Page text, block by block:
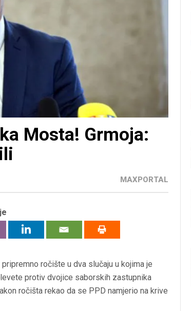
Mosta! Grmoja:
MAXPORTAL
ročište u dva slučaju u kojima je
protiv dvojice saborskih zastupnika
ročišta rekao da se PPD namjerio na krive